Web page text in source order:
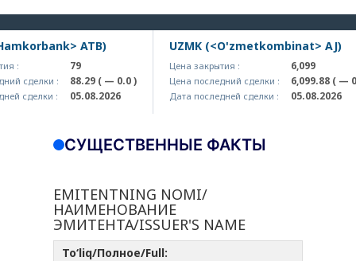
ATB)
: 79
сделки : 88.29( — 0.0 )
сделки : 05.08.2026
UZMK (<O'zmetkombinat> AJ)
Цена закрытия : 6,099
Цена последний сделки : 6,099.88( —
Дата последней сделки : 05.08.2026
СУЩЕСТВЕННЫЕ ФАКТЫ
EMITENTNING NOMI/
НАИМЕНОВАНИЕ
ЭМИТЕНТА/ISSUER'S NAME
To‘liq/Полное/Full: